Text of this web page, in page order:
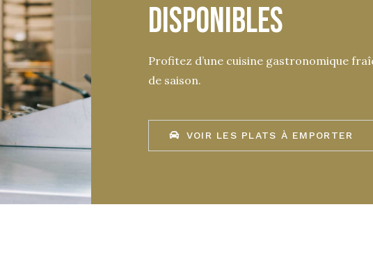
DISPONIBLES
Profitez d’une cuisine gastronomique
de saison.
VOIR LES PLATS À EMPORTER